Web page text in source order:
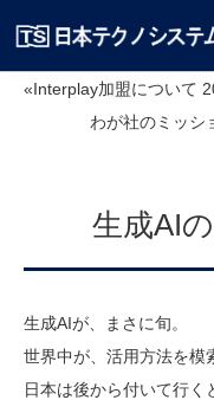
«Interplay加盟について
わが社のミッシ
生成AI
生成AIが、まさに旬。
世界中が、活用方法を模
日本は後から付いて行く